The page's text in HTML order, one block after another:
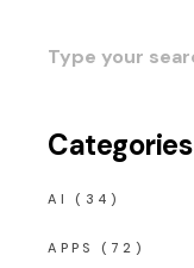
Search
for:
Categories
AI (34)
APPS (72)